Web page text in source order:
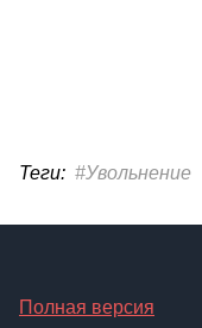
Теги: #Увольнение
Полная версия